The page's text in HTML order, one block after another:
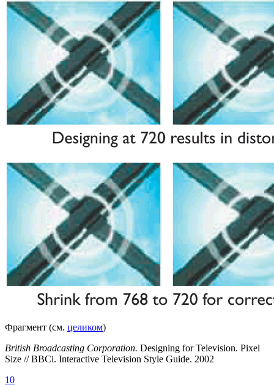
Фрагмент (см. целиком)
British Broadcasting Corporation. Designing for Television. Pixel
Size // BBCi. Interactive Television Style Guide. 2002
10